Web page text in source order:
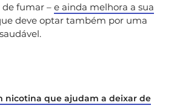
de fumar – e ainda melhora a sua
deve optar também por uma
nicotina que ajudam a deixar de